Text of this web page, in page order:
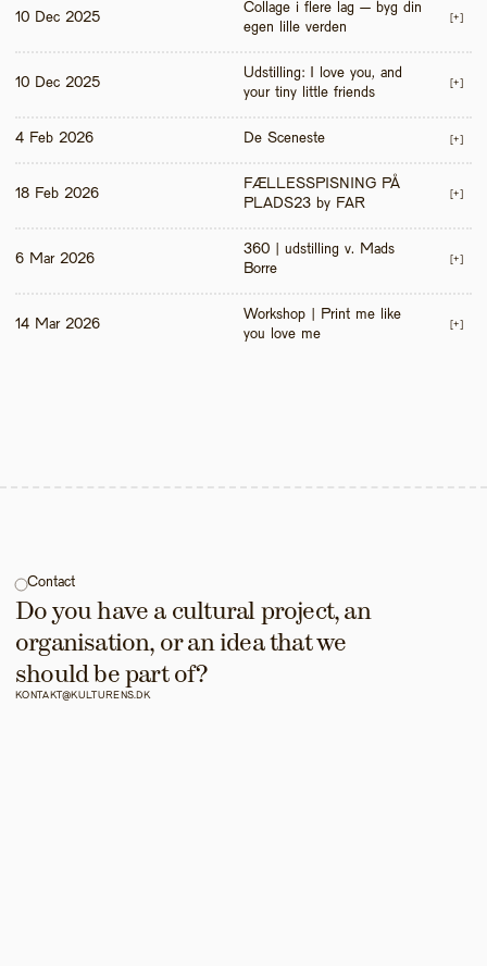
10 Dec 2025
Collage i flere lag – byg din
egen lille verden
[+]
10 Dec 2025
Udstilling: I love you, and
your tiny little friends
[+]
4 Feb 2026 De Sceneste [+]
18 Feb 2026
FÆLLESSPISNING PÅ
PLADS23 by FAR
[+]
6 Mar 2026
360 | udstilling v. Mads
Borre
[+]
14 Mar 2026
Workshop | Print me like
you love me
[+]
Contact
Do you have a cultural project, an
organisation, or an idea that we
should be part of?
KONTAKT@KULTURENS.DK